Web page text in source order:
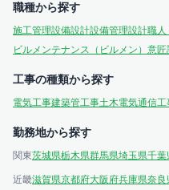
職種から探す
施工管理設備設計設備管理設計職人
ビルメンテナンス（ビルメン） 意匠
工事の種類から探す
電気工事建築管工事土木電気通信工
勤務地から探す
関東茨城県栃木県群馬県埼玉県千葉
近畿滋賀県京都府大阪府兵庫県奈良